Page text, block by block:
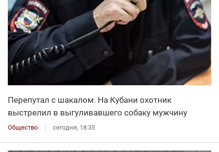
Перепутал с шакалом. На Кубани охотник
выстрелил в выгуливавшего собаку мужчину
Общество сегодня, 18:35